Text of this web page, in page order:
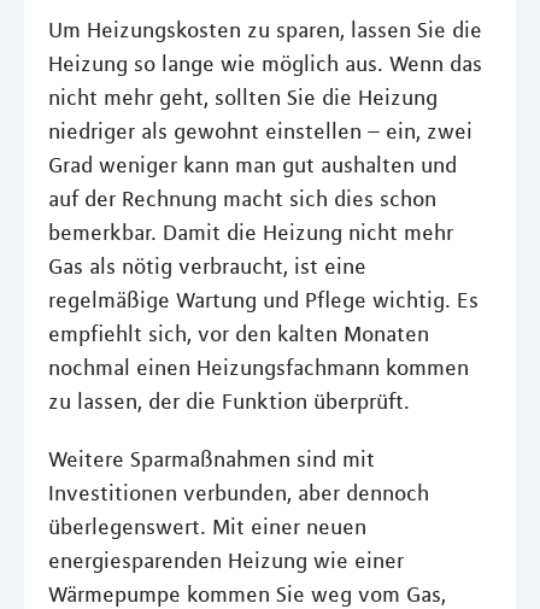
Um Heizungskosten zu sparen, lassen Sie die
Heizung so lange wie möglich aus. Wenn das
nicht mehr geht, sollten Sie die Heizung
niedriger als gewohnt einstellen – ein, zwei
Grad weniger kann man gut aushalten und
auf der Rechnung macht sich dies schon
bemerkbar. Damit die Heizung nicht mehr
Gas als nötig verbraucht, ist eine
regelmäßige Wartung und Pflege wichtig. Es
empfiehlt sich, vor den kalten Monaten
nochmal einen Heizungsfachmann kommen
zu lassen, der die Funktion überprüft.
Weitere Sparmaßnahmen sind mit
Investitionen verbunden, aber dennoch
überlegenswert. Mit einer neuen
energiesparenden Heizung wie einer
Wärmepumpe kommen Sie weg vom Gas,